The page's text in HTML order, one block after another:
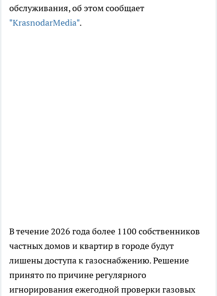
обслуживания, об этом сообщает
"KrasnodarMedia".
В течение 2026 года более 1100 собственников
частных домов и квартир в городе будут
лишены доступа к газоснабжению. Решение
принято по причине регулярного
игнорирования ежегодной проверки газовых